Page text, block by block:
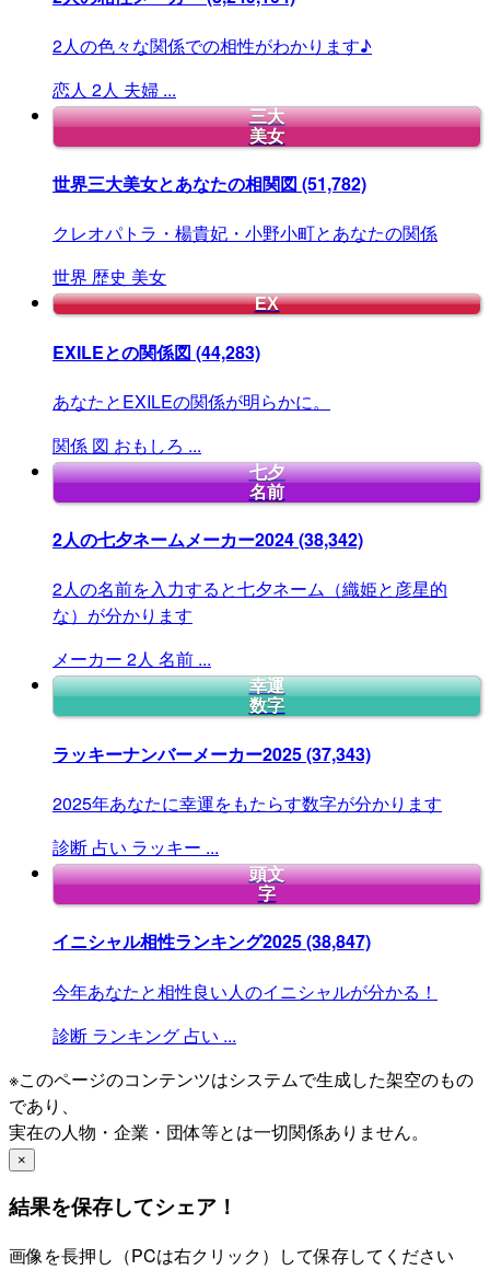
2人の色々な関係での相性がわかります♪
恋人 2人 夫婦 ...
三大
美女
世界三大美女とあなたの相関図 (51,782)
クレオパトラ・楊貴妃・小野小町とあなたの関係
世界 歴史 美女
EX
EXILEとの関係図 (44,283)
あなたとEXILEの関係が明らかに。
関係 図 おもしろ ...
七夕
名前
2人の七夕ネームメーカー2024(38,342)
2人の名前を入力すると七夕ネーム（織姫と彦星的
な）が分かります
メーカー 2人 名前 ...
幸運
数字
ラッキーナンバーメーカー2025(37,343)
2025年あなたに幸運をもたらす数字が分かります
診断 占い ラッキー ...
頭文
字
イニシャル相性ランキング2025(38,847)
今年あなたと相性良い人のイニシャルが分かる！
診断 ランキング 占い ...
※このページのコンテンツはシステムで生成した架空のもの
であり、
実在の人物・企業・団体等とは一切関係ありません。
×
結果を保存してシェア！
画像を長押し（PCは右クリック）して保存してください